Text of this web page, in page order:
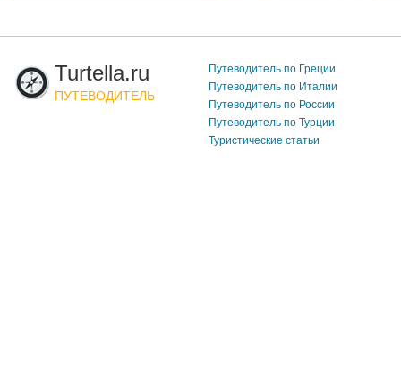
Turtella.ru
ПУТЕВОДИТЕЛЬ
Путеводитель по Греции
Путеводитель по Италии
Путеводитель по России
Путеводитель по Турции
Туристические статьи